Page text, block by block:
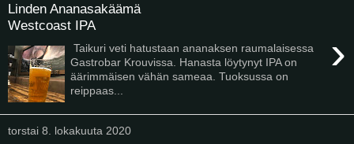
Linden Ananasakäämä
Westcoast IPA
›
Taikuri veti hatustaan ananaksen raumalaisessa
Gastrobar Krouvissa. Hanasta löytynyt IPA on
äärimmäisen vähän sameaa. Tuoksussa on
reippaas...
torstai 8. lokakuuta 2020